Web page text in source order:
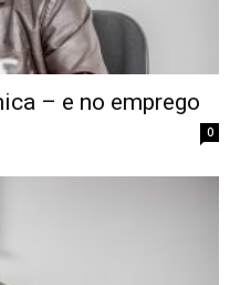
– e no emprego
0